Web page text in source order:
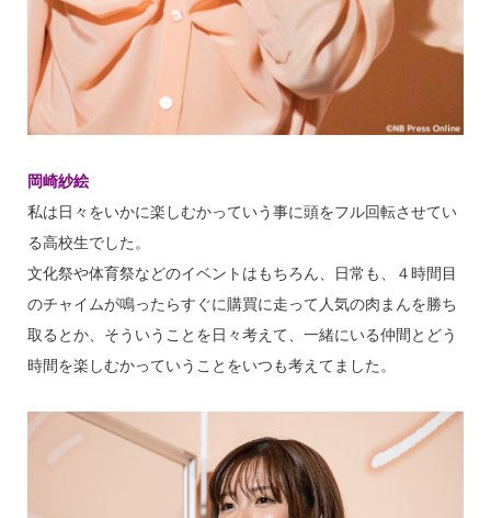
岡崎紗絵
私は日々をいかに楽しむかっていう事に頭をフル回転させてい
る高校生でした。
文化祭や体育祭などのイベントはもちろん、日常も、４時間目
のチャイムが鳴ったらすぐに購買に走って人気の肉まんを勝ち
取るとか、そういうことを日々考えて、一緒にいる仲間とどう
時間を楽しむかっていうことをいつも考えてました。